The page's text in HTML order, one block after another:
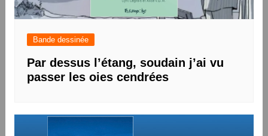
Bande dessinée
Par dessus l’étang, soudain j’ai vu
passer les oies cendrées